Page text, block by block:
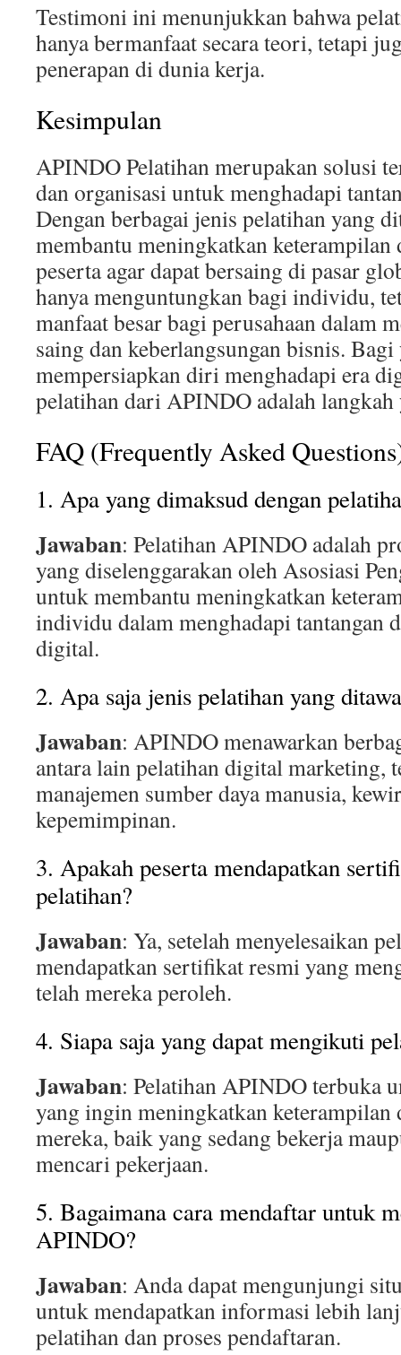
Testimoni ini menunjukkan bahwa
hanya bermanfaat secara teori, tetapi
penerapan di dunia kerja.
Kesimpulan
APINDO Pelatihan merupakan solusi
dan organisasi untuk menghadapi
Dengan berbagai jenis pelatihan yang
membantu meningkatkan keterampilan
peserta agar dapat bersaing di pasar
hanya menguntungkan bagi individu,
manfaat besar bagi perusahaan dalam
saing dan keberlangsungan bisnis.
mempersiapkan diri menghadapi era
pelatihan dari APINDO adalah langkah
FAQ (Frequently Asked
1. Apa yang dimaksud dengan
Jawaban: Pelatihan APINDO adalah
yang diselenggarakan oleh Asosiasi
untuk membantu meningkatkan
individu dalam menghadapi tantangan
digital.
2. Apa saja jenis pelatihan yang
Jawaban: APINDO menawarkan
antara lain pelatihan digital marketing,
manajemen sumber daya manusia,
kepemimpinan.
3. Apakah peserta mendapatkan
pelatihan?
Jawaban: Ya, setelah menyelesaikan
mendapatkan sertifikat resmi yang
telah mereka peroleh.
4. Siapa saja yang dapat mengikuti
Jawaban: Pelatihan APINDO terbuka
yang ingin meningkatkan keterampilan
mereka, baik yang sedang bekerja
mencari pekerjaan.
5. Bagaimana cara mendaftar untuk
APINDO?
Jawaban: Anda dapat mengunjungi
untuk mendapatkan informasi lebih
pelatihan dan proses pendaftaran.